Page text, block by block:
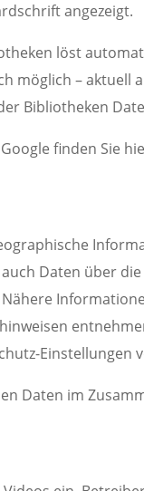
angezeigt.
löst
möglich – aktuell
Bibliotheken
finden Sie
Daten über
Einstellungen
Daten im